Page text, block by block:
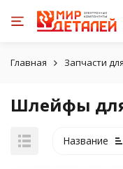
Главная Запчасти
Шлейфы
Название